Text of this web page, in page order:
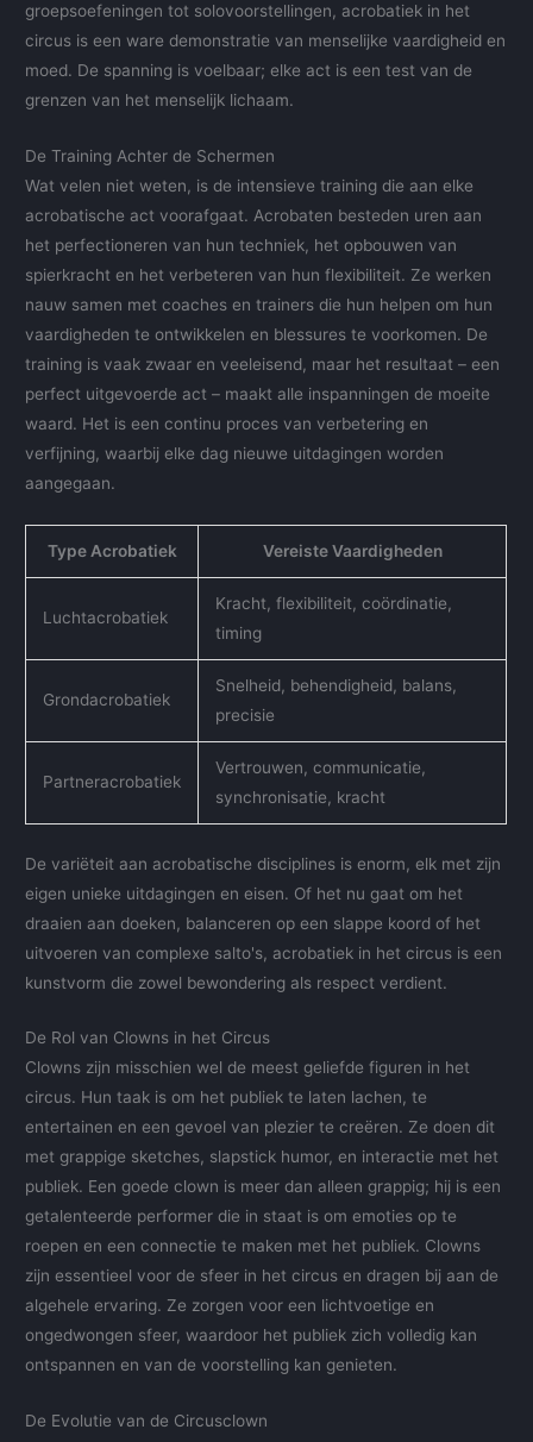
groepsoefeningen tot solovoorstellingen, acrobatiek in het
circus is een ware demonstratie van menselijke vaardigheid en
moed. De spanning is voelbaar; elke act is een test van de
grenzen van het menselijk lichaam.
De Training Achter de Schermen
Wat velen niet weten, is de intensieve training die aan elke
acrobatische act voorafgaat. Acrobaten besteden uren aan
het perfectioneren van hun techniek, het opbouwen van
spierkracht en het verbeteren van hun flexibiliteit. Ze werken
nauw samen met coaches en trainers die hun helpen om hun
vaardigheden te ontwikkelen en blessures te voorkomen. De
training is vaak zwaar en veeleisend, maar het resultaat – een
perfect uitgevoerde act – maakt alle inspanningen de moeite
waard. Het is een continu proces van verbetering en
verfijning, waarbij elke dag nieuwe uitdagingen worden
aangegaan.
Type Acrobatiek Vereiste Vaardigheden
Luchtacrobatiek
Kracht, flexibiliteit, coördinatie,
timing
Grondacrobatiek
Snelheid, behendigheid, balans,
precisie
Partneracrobatiek
Vertrouwen, communicatie,
synchronisatie, kracht
De variëteit aan acrobatische disciplines is enorm, elk met zijn
eigen unieke uitdagingen en eisen. Of het nu gaat om het
draaien aan doeken, balanceren op een slappe koord of het
uitvoeren van complexe salto's, acrobatiek in het circus is een
kunstvorm die zowel bewondering als respect verdient.
De Rol van Clowns in het Circus
Clowns zijn misschien wel de meest geliefde figuren in het
circus. Hun taak is om het publiek te laten lachen, te
entertainen en een gevoel van plezier te creëren. Ze doen dit
met grappige sketches, slapstick humor, en interactie met het
publiek. Een goede clown is meer dan alleen grappig; hij is een
getalenteerde performer die in staat is om emoties op te
roepen en een connectie te maken met het publiek. Clowns
zijn essentieel voor de sfeer in het circus en dragen bij aan de
algehele ervaring. Ze zorgen voor een lichtvoetige en
ongedwongen sfeer, waardoor het publiek zich volledig kan
ontspannen en van de voorstelling kan genieten.
De Evolutie van de Circusclown